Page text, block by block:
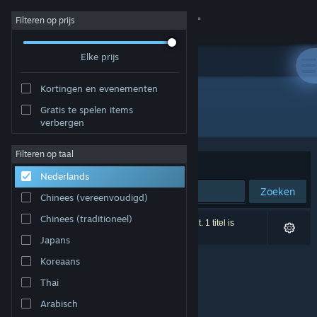
Inloggen
Community
Over
Ondersteuning
Taal wijzigen
Download de mobiele Steam-app
Desktopwebsite weergeven
Filteren op prijs
Elke prijs
Kortingen en evenementen
Gratis te spelen items
verbergen
Filteren op taal
Nederlands
Chinees (vereenvoudigd)
Chinees (traditioneel)
Japans
Koreaans
Thai
Arabisch
Ontwikkelaar: Teelur Games
Sorteren op Relevantie
Zoeken
0 resultaten komen overeen met je zoekopdracht. 1 titel is
uitgesloten op basis van je voorkeuren.